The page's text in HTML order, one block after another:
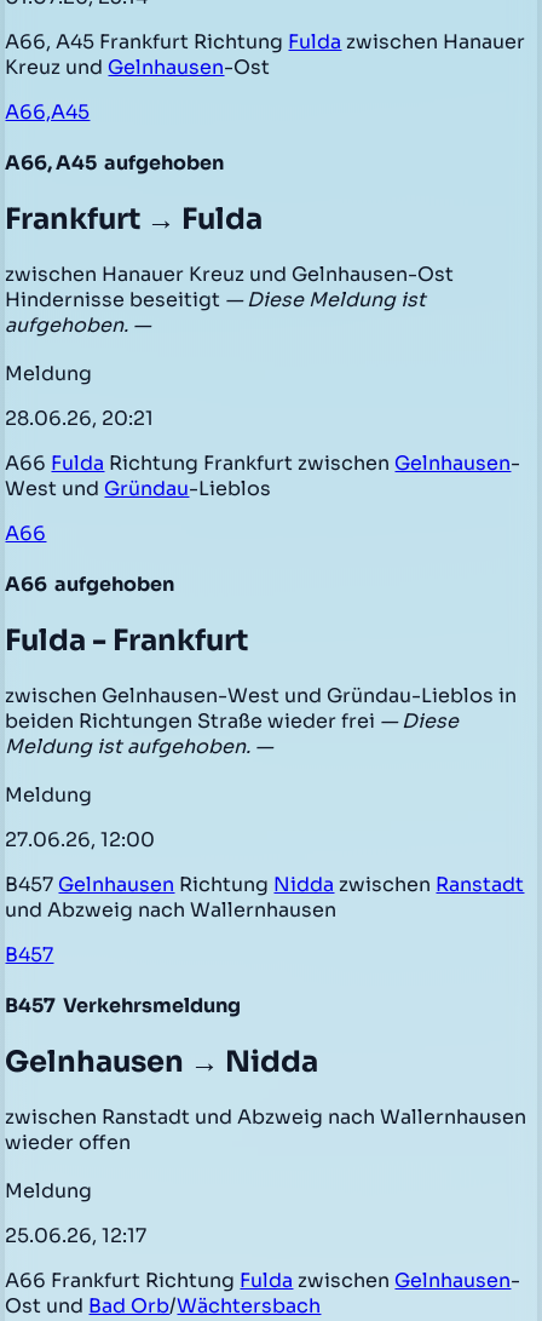
A66, A45 Frankfurt Richtung Fulda zwischen Hanauer
Kreuz und Gelnhausen-Ost
A66,A45
A66, A45 aufgehoben
Frankfurt → Fulda
zwischen Hanauer Kreuz und Gelnhausen-Ost
Hindernisse beseitigt — Diese Meldung ist
aufgehoben. —
Meldung
28.06.26, 20:21
A66 Fulda Richtung Frankfurt zwischen Gelnhausen-
West und Gründau-Lieblos
A66
A66 aufgehoben
Fulda - Frankfurt
zwischen Gelnhausen-West und Gründau-Lieblos in
beiden Richtungen Straße wieder frei — Diese
Meldung ist aufgehoben. —
Meldung
27.06.26, 12:00
B457 Gelnhausen Richtung Nidda zwischen Ranstadt
und Abzweig nach Wallernhausen
B457
B457 Verkehrsmeldung
Gelnhausen → Nidda
zwischen Ranstadt und Abzweig nach Wallernhausen
wieder offen
Meldung
25.06.26, 12:17
A66 Frankfurt Richtung Fulda zwischen Gelnhausen-
Ost und Bad Orb/Wächtersbach